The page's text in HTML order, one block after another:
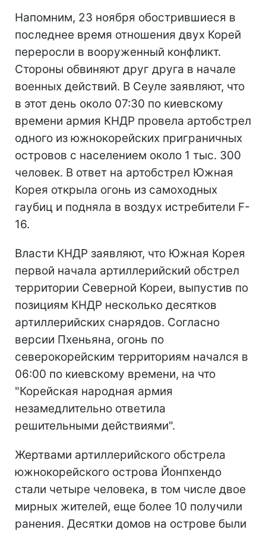
Напомним, 23 ноября обострившиеся в
последнее время отношения двух Корей
переросли в вооруженный конфликт.
Стороны обвиняют друг друга в начале
военных действий. В Сеуле заявляют, что
в этот день около 07:30 по киевскому
времени армия КНДР провела артобстрел
одного из южнокорейских приграничных
островов с населением около 1 тыс. 300
человек. В ответ на артобстрел Южная
Корея открыла огонь из самоходных
гаубиц и подняла в воздух истребители F-
16.
Власти КНДР заявляют, что Южная Корея
первой начала артиллерийский обстрел
территории Северной Кореи, выпустив по
позициям КНДР несколько десятков
артиллерийских снарядов. Согласно
версии Пхеньяна, огонь по
северокорейским территориям начался в
06:00 по киевскому времени, на что
"Корейская народная армия
незамедлительно ответила
решительными действиями".
Жертвами артиллерийского обстрела
южнокорейского острова Йонпхендо
стали четыре человека, в том числе двое
мирных жителей, еще более 10 получили
ранения. Десятки домов на острове были